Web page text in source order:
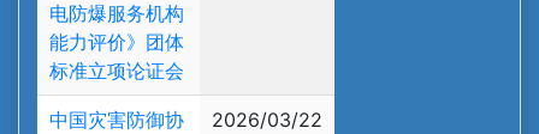
电防爆服务机构
能力评价》团体
标准立项论证会
中国灾害防御协
2026/03/22